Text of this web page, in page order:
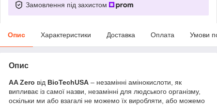
Замовлення під захистом
Опис Характеристики Доставка Оплата Умови
Опис
AA Zero від BioTechUSA – незамінні амінокислоти, як
випливає із самої назви, незамінні для людського організму,
оскільки ми або взагалі не можемо їх виробляти, або можемо